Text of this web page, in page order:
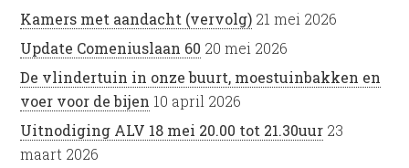
Kamers met aandacht (vervolg) 21 mei 2026
Update Comeniuslaan 60 20 mei 2026
De vlindertuin in onze buurt, moestuinbakken en
voer voor de bijen 10 april 2026
Uitnodiging ALV 18 mei 20.00 tot 21.30uur 23
maart 2026